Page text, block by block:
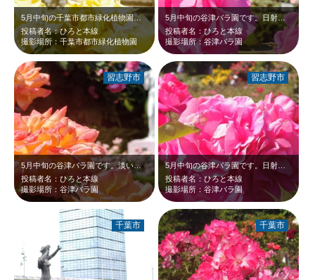
5月中旬の千葉市都市緑化植物園です。日射しを浴びて眩しい黄色いバラが、青空と新…
投稿者名：ひろと本線
撮影場所：千葉市都市緑化植物園
5月中旬の谷津バラ園です。日射しを浴びて眩しいピンクのバラが、白いビーナス像と…
投稿者名：ひろと本線
撮影場所：谷津バラ園
5月中旬の谷津バラ園です。淡いオレンジ色のバラが、白いビーナス像と新緑に映えて…
投稿者名：ひろと本線
撮影場所：谷津バラ園
習志野市
5月中旬の谷津バラ園です。日射しを受けて光り輝くピンクのバラが、新緑に映えて綺…
投稿者名：ひろと本線
撮影場所：谷津バラ園
習志野市
千葉市 千葉市